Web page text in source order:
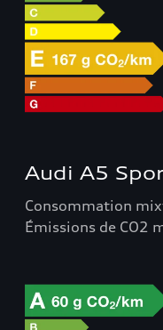
Audi A5
Consommation
Émissions de CO2